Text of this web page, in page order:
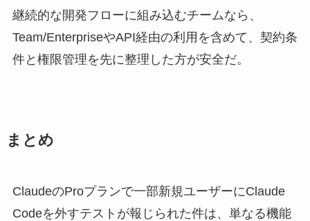
継続的な開発フローに組み込むチームなら、
Team/EnterpriseやAPI経由の利用を含めて、契約条
件と権限管理を先に整理した方が安全だ。
まとめ
ClaudeのProプランで一部新規ユーザーにClaude
Codeを外すテストが報じられた件は、単なる機能